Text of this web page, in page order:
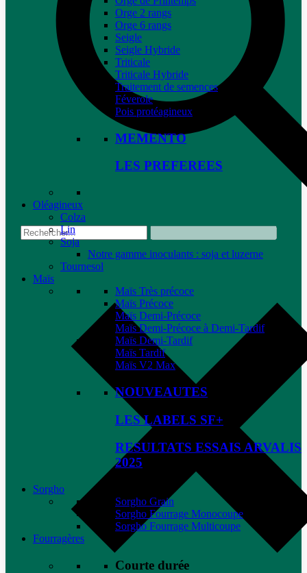
Orge 2 rangs
Orge 6 rangs
Seigle
Seigle Hybride
Triticale
Triticale Hybride
Traitement de semences
Féverole
Pois protéagineux
MEMENTO
LES PREFEREES
Oléagineux
Colza
Lin
Soja
Notre gamme inoculants : soja et luzerne
Tournesol
Maïs
Maïs Très précoce
Maïs Précoce
Maïs Demi-Précoce
Maïs Demi-Précoce à Demi-Tardif
Maïs Demi-Tardif
Maïs Tardif
Maïs V2 Max
NOUVEAUTES
LES LABELS SF+
RESULTATS ESSAIS ARVALIS
2025
Sorgho
Sorgho Grain
Sorgho Fourrage Monocoupe
Sorgho Fourrage Multicoupe
Fourragères
Courte durée